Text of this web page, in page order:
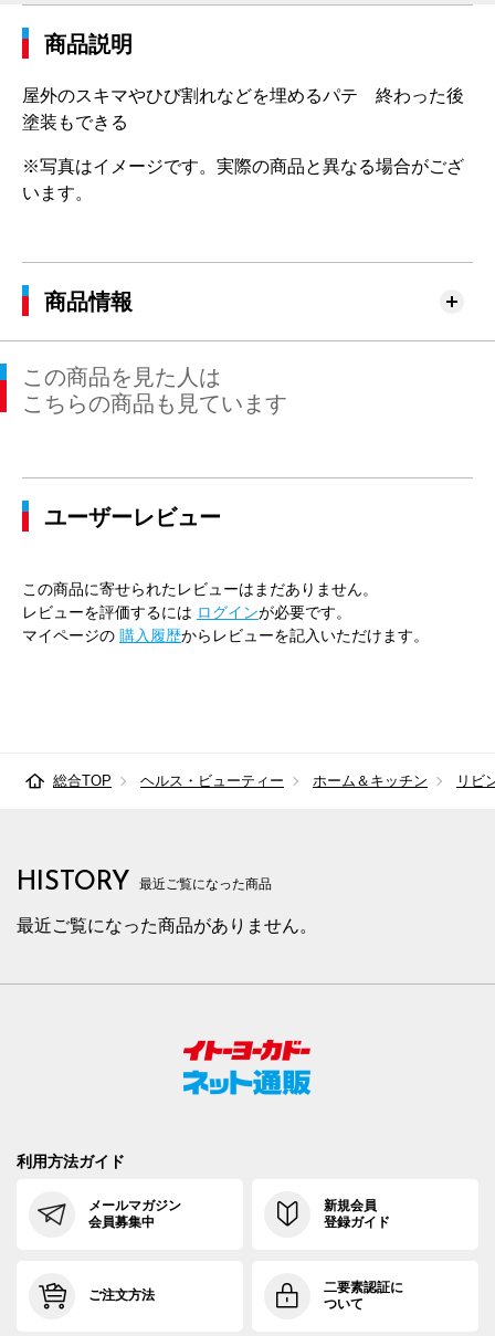
商品説明
屋外のスキマやひび割れなどを埋めるパテ 終わった後
塗装もできる
※写真はイメージです。実際の商品と異なる場合がござ
います。
商品情報
この商品を見た人は
こちらの商品も見ています
ユーザーレビュー
この商品に寄せられたレビューはまだありません。
レビューを評価するには ログインが必要です。
マイページの 購入履歴からレビューを記入いただけます。
総合TOP ヘルス・ビューティー ホーム＆キッチン リビ
HISTORY 最近ご覧になった商品
最近ご覧になった商品がありません。
利用方法ガイド
メールマガジン
会員募集中
新規会員
登録ガイド
ご注文方法
二要素認証に
ついて